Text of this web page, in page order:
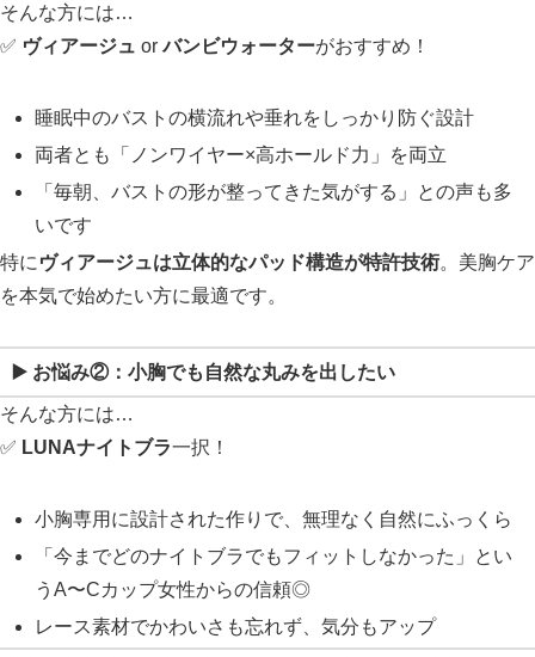
そんな方には…
✅ ヴィアージュ orバンビウォーターがおすすめ！
睡眠中のバストの横流れや垂れをしっかり防ぐ設計
両者とも「ノンワイヤー×高ホールド力」を両立
「毎朝、バストの形が整ってきた気がする」との声も多
いです
特に ヴィアージュは立体的なパッド構造が特許技術。美胸ケア
を本気で始めたい方に最適です。
▶️ お悩み②： 小胸でも自然な丸みを出したい
そんな方には…
✅ LUNAナイトブラ一択！
小胸専用に設計された作りで、無理なく自然にふっくら
「今までどのナイトブラでもフィットしなかった」とい
うA〜Cカップ女性からの信頼◎
レース素材でかわいさも忘れず、気分もアップ